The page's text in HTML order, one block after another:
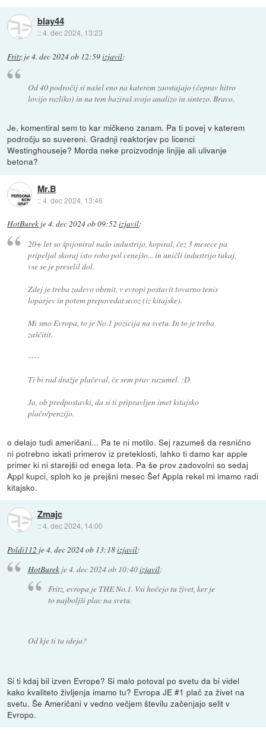
blay44
::4. dec 2024, 13:23
Fritz je4. dec 2024 ob 12:59izjavil:
Od 40 področij si našel eno na katerem zaostajajo (čeprav hitro
lovijo razliko) in na tem baziraš svojo analizo in sintezo. Bravo.
Je, komentiral sem to kar mičkeno zanam. Pa ti povej v katerem
področju so suvereni. Gradnji reaktorjev po licenci
Westinghouseje? Morda neke proizvodnje linjije ali ulivanje
betona?
Mr.B
::4. dec 2024, 13:46
HotBurek je4. dec 2024 ob 09:52 izjavil:
20+ let so špijoniral našo industrijo, kopiral, čez 3 mesece pa
pripeljal skoraj isto robo pol cenejšo... in uničli industrijo tukaj,
vse se je preselil dol.
Zdej je treba zadevo obrnit, v evropi postavit tovarno tenis
loparjev in potem prepovedat uvoz (iz kitajske).
Mi smo Evropa, to je No.1 pozicija na svetu. In to je treba
zaščitit.
----
Ti bi rad dražje plačeval, če sem prav razumel. :D
Ja, ob predpostavki, da si ti pripravljen imet kitajsko
plačo/penzijo.
o delajo tudi američani... Pa te ni motilo. Sej razumeš da resnično
ni potrebno iskati primerov iz preteklosti, lahko ti damo kar apple
primer ki ni starejši od enega leta. Pa še prov zadovolni so sedaj
Appl kupci, sploh ko je prejšni mesec Šef Appla rekel mi imamo radi
kitajsko.
Zmajc
::4. dec 2024, 14:00
Poldi112 je4. dec 2024 ob 13:18izjavil:
HotBurekje4. dec 2024 ob 10:40izjavil:
Fritz, evropa je THE No.1. Vsi hočejo tu živet, ker je
to najboljši plac na svetu.
Od kje ti ta ideja?
Si ti kdaj bil izven Evrope? Si malo potoval po svetu da bi videl
kako kvaliteto življenja imamo tu? Evropa JE #1 plač za živet na
svetu. Še Američani v vedno večjem številu začenjajo selit v
Evropo.